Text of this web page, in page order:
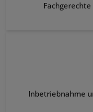
Inbetriebnahme